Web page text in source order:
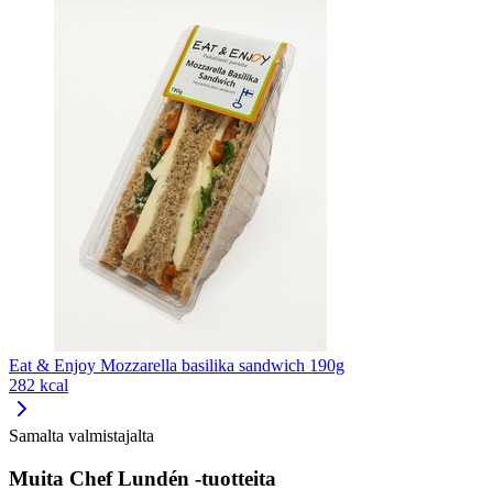
Eat & Enjoy Mozzarella basilika sandwich 190g
282 kcal
Samalta valmistajalta
Muita Chef Lundén -tuotteita